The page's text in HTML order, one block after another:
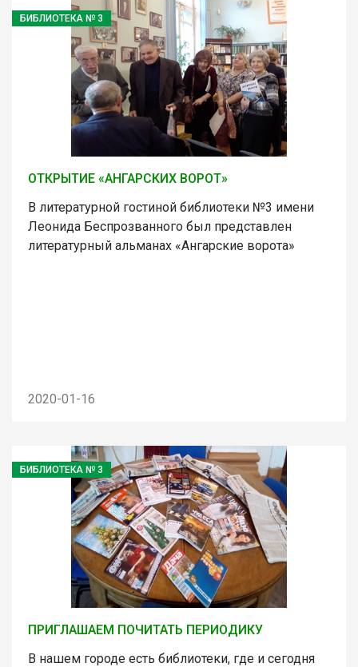
БИБЛИОТЕКА № 3
ОТКРЫТИЕ «АНГАРСКИХ ВОРОТ»
В литературной гостиной библиотеки №3 имени
Леонида Беспрозванного был представлен
литературный альманах «Ангарские ворота»
2020-01-16
БИБЛИОТЕКА № 3
ПРИГЛАШАЕМ ПОЧИТАТЬ ПЕРИОДИКУ
В нашем городе есть библиотеки, где и сегодня